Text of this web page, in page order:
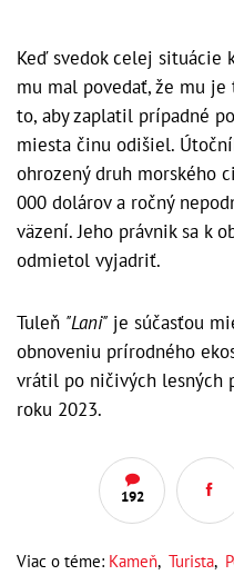
Keď svedok celej situácie
mu mal povedať, že mu
to, aby zaplatil prípadné
miesta činu odišiel.
ohrozený druh morského
000 dolárov a ročný
väzení. Jeho právnik sa k
odmietol vyjadriť.
Tuleň "Lani" je súčasťou
obnoveniu prírodného
vrátil po ničivých lesných
roku 2023.
192
Viac o téme: Kameň, Turista,